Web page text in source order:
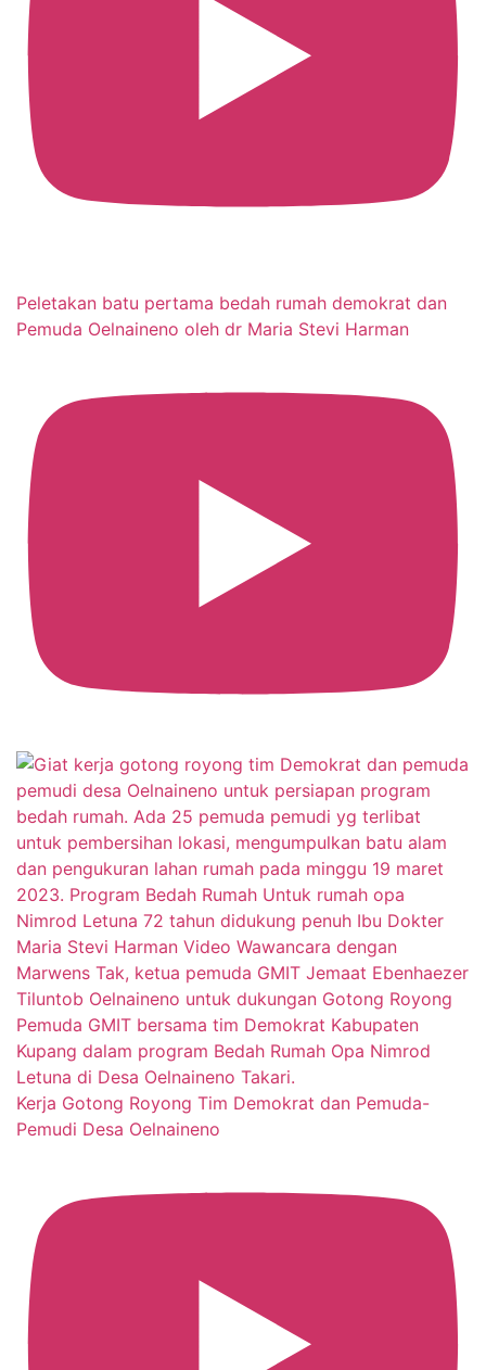
Peletakan batu pertama bedah rumah demokrat dan
Pemuda Oelnaineno oleh dr Maria Stevi Harman
Kerja Gotong Royong Tim Demokrat dan Pemuda-
Pemudi Desa Oelnaineno